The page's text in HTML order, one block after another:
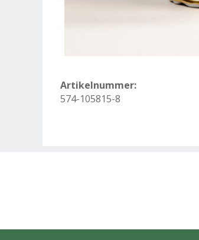
Artikelnummer:
574-105815-8